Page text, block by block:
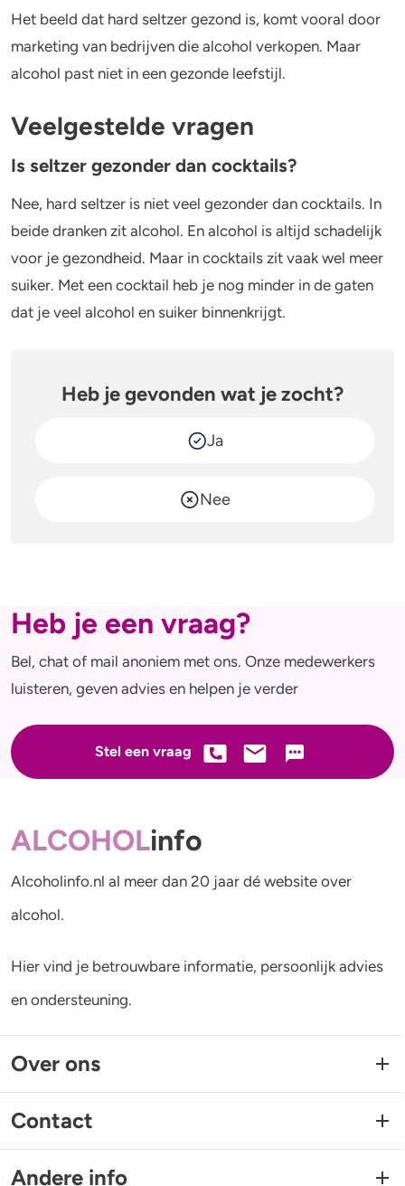
Het beeld dat hard seltzer gezond is, komt vooral door
marketing van bedrijven die alcohol verkopen. Maar
alcohol past niet in een gezonde leefstijl.
Veelgestelde vragen
Is seltzer gezonder dan cocktails?
Nee, hard seltzer is niet veel gezonder dan cocktails. In
beide dranken zit alcohol. En alcohol is altijd schadelijk
voor je gezondheid. Maar in cocktails zit vaak wel meer
suiker. Met een cocktail heb je nog minder in de gaten
dat je veel alcohol en suiker binnenkrijgt.
Heb je gevonden wat je zocht?
Ja
Nee
Heb je een vraag?
Bel, chat of mail anoniem met ons. Onze medewerkers
luisteren, geven advies en helpen je verder
Stel een vraag
ALCOHOLinfo
Alcoholinfo.nl al meer dan 20 jaar dé website over
alcohol.
Hier vind je betrouwbare informatie, persoonlijk advies
en ondersteuning.
Over ons
Contact
Andere info